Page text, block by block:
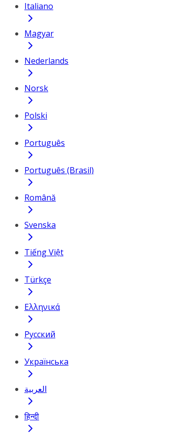
Italiano
Magyar
Nederlands
Norsk
Polski
Português
Português (Brasil)
Română
Svenska
Tiếng Việt
Türkçe
Ελληνικά
Русский
Українська
العربية
हिन्दी